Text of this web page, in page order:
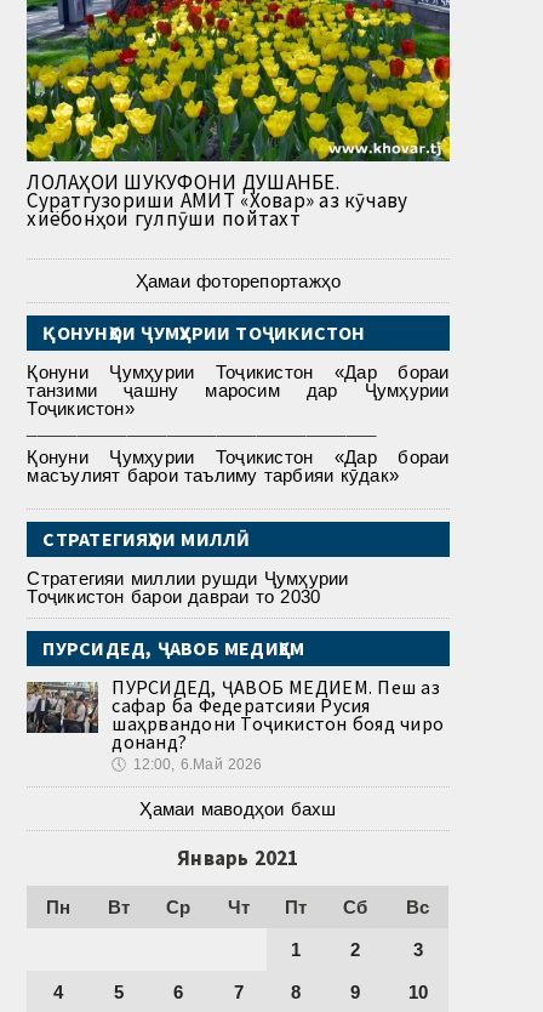
ЛОЛАҲОИ ШУКУФОНИ ДУШАНБЕ.
Суратгузориши АМИТ «Ховар» аз кӯчаву
хиёбонҳои гулпӯши пойтахт
Ҳамаи фоторепортажҳо
ҚОНУНҲОИ ҶУМҲУРИИ ТОҶИКИСТОН
Қонуни Ҷумҳурии Тоҷикистон «Дар бораи
танзими ҷашну маросим дар Ҷумҳурии
Тоҷикистон»
Қонуни Ҷумҳурии Тоҷикистон «Дар бораи
масъулият барои таълиму тарбияи кӯдак»
СТРАТЕГИЯҲОИ МИЛЛӢ
Стратегияи миллии рушди Ҷумҳурии
Тоҷикистон барои давраи то 2030
ПУРСИДЕД, ҶАВОБ МЕДИҲЕМ
ПУРСИДЕД, ҶАВОБ МЕДИҲЕМ. Пеш аз
сафар ба Федератсияи Русия
шаҳрвандони Тоҷикистон бояд чиро
донанд?
🕔 12:00, 6.Май 2026
Ҳамаи маводҳои бахш
Январь 2021
Пн Вт Ср Чт Пт Сб Вс
1 2 3
4 5 6 7 8 9 10